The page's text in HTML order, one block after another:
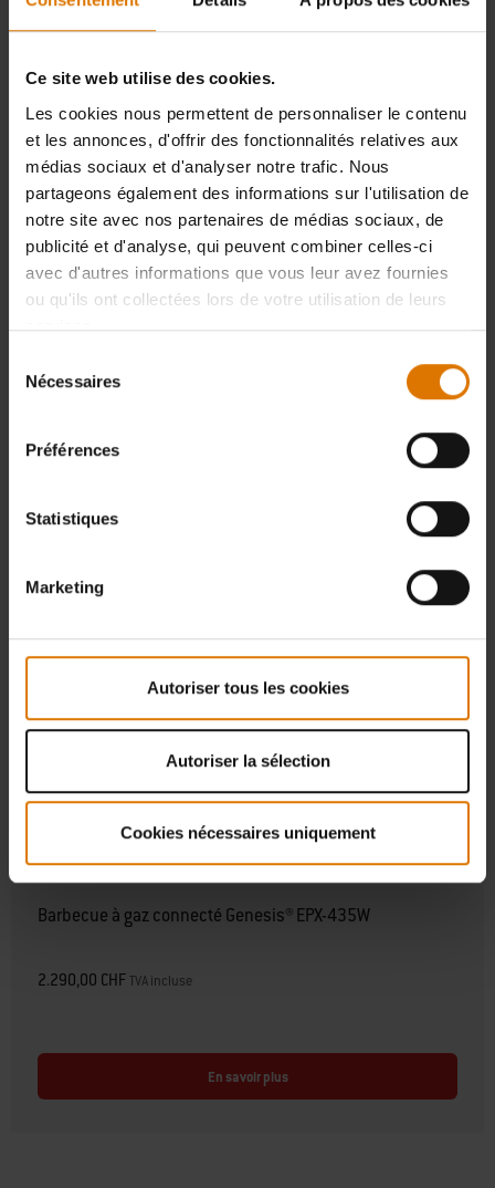
Ce site web utilise des cookies.
Les cookies nous permettent de personnaliser le contenu
et les annonces, d'offrir des fonctionnalités relatives aux
médias sociaux et d'analyser notre trafic. Nous
partageons également des informations sur l'utilisation de
notre site avec nos partenaires de médias sociaux, de
publicité et d'analyse, qui peuvent combiner celles-ci
avec d'autres informations que vous leur avez fournies
ou qu'ils ont collectées lors de votre utilisation de leurs
services.
Nécessaires
Préférences
Statistiques
Marketing
Autoriser tous les cookies
Autoriser la sélection
Cookies nécessaires uniquement
Retours gratuits sous 30 jours
Jusqu'à 15 ans de garantie
Cuisinez comme un pro avec nos
barbecues à gaz Weber Genesis®
haute performance
Barbecue à gaz connecté Genesis® EPX-435W
2.290,00 CHFTVA incluse
En savoir plus